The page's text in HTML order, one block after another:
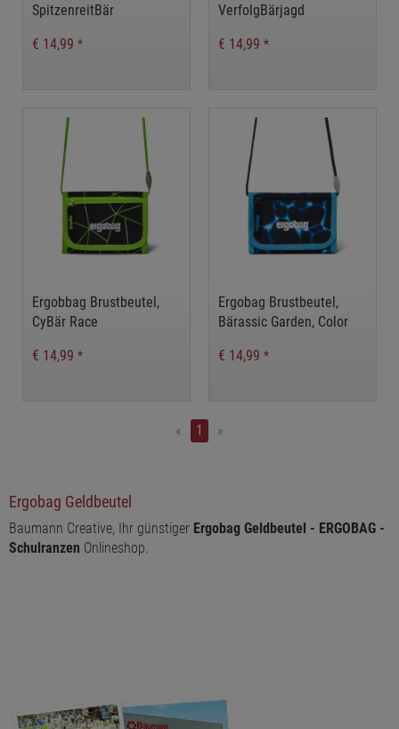
SpitzenreitBär
€ 14,99 *
VerfolgBärjagd
€ 14,99 *
Ergobbag Brustbeutel,
CyBär Race
€ 14,99 *
Ergobag Brustbeutel,
Bärassic Garden, Color
€ 14,99 *
« 1 »
Ergobag Geldbeutel
Baumann Creative, Ihr günstiger Ergobag Geldbeutel - ERGOBAG -
Schulranzen Onlineshop.